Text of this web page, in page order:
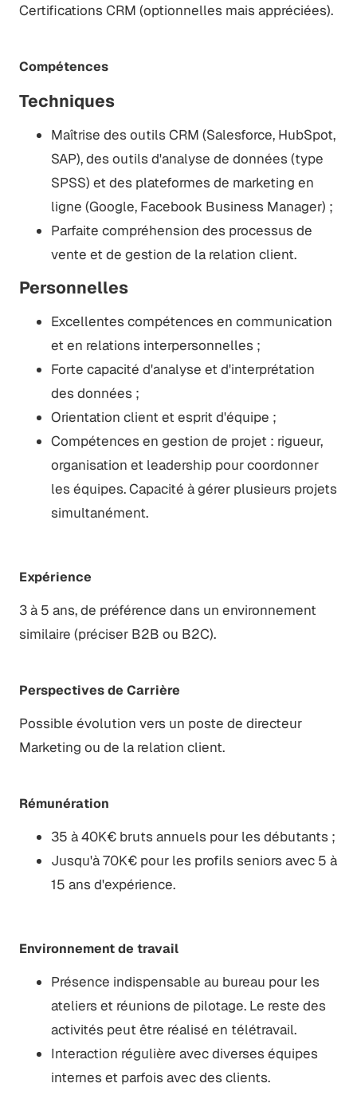
Certifications CRM (optionnelles mais appréciées).
Compétences
Techniques
Maîtrise des outils CRM (Salesforce, HubSpot,
SAP), des outils d'analyse de données (type
SPSS) et des plateformes de marketing en
ligne (Google, Facebook Business Manager) ;
Parfaite compréhension des processus de
vente et de gestion de la relation client.
Personnelles
Excellentes compétences en communication
et en relations interpersonnelles ;
Forte capacité d'analyse et d'interprétation
des données ;
Orientation client et esprit d'équipe ;
Compétences en gestion de projet : rigueur,
organisation et leadership pour coordonner
les équipes. Capacité à gérer plusieurs projets
simultanément.
Expérience
3 à 5 ans, de préférence dans un environnement
similaire (préciser B2B ou B2C).
Perspectives de Carrière
Possible évolution vers un poste de directeur
Marketing ou de la relation client.
Rémunération
35 à 40K€ bruts annuels pour les débutants ;
Jusqu'à 70K€ pour les profils seniors avec 5 à
15 ans d'expérience.
Environnement de travail
Présence indispensable au bureau pour les
ateliers et réunions de pilotage. Le reste des
activités peut être réalisé en télétravail.
Interaction régulière avec diverses équipes
internes et parfois avec des clients.